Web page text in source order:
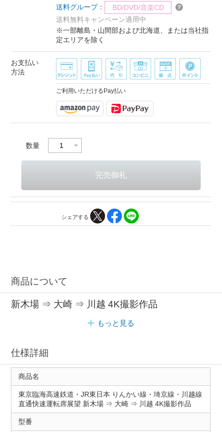
送料グループ：
BD/DVD/音楽CD
送料無料キャンペーン適用中
※一部離島・山間部および北海道、または当社指
定エリアを除く
お支払い
方法
ご利用いただけるPay払い
数量
シェアする
商品について
新木場 ⇒ 大崎 ⇒ 川越 4K撮影作品
もっと見る
仕様詳細
商品名
東京臨海高速鉄道・JR東日本 りんかい線・埼京線・川越線
直通快速運転席展望 新木場 ⇒ 大崎 ⇒ 川越 4K撮影作品
型番